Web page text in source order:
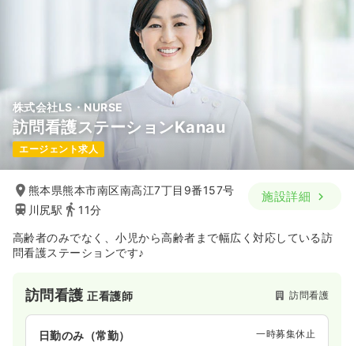
株式会社LS・NURSE
訪問看護ステーションKanau
エージェント求人
熊本県熊本市南区南高江7丁目9番157号
川尻駅
11分
施設詳細
高齢者のみでなく、小児から高齢者まで幅広く対応している訪
問看護ステーションです♪
訪問看護正看護師 訪問看護
日勤のみ（常勤） 一時募集休止